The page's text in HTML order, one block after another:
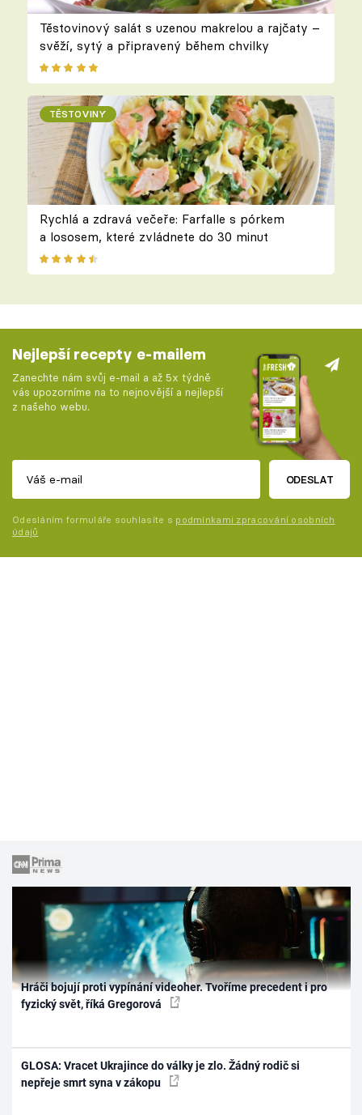
Těstovinový salát s uzenou makrelou a rajčaty –
svěží, sytý a připravený během chvilky
TĚSTOVINY
Rychlá a zdravá večeře: Farfalle s pórkem
a lososem, které zvládnete do 30 minut
Nejlepší recepty e-mailem
Zanechte nám svůj e-mail a až 5x týdně
vás upozorníme na to nejnovější a nejlepší
z našeho webu.
ODESLAT
Odesláním formuláře souhlasíte s podmínkami zpracování osobních
údajů
Hráči bojují proti vypínání videoher. Tvoříme precedent i pro
fyzický svět, říká Gregorová
GLOSA: Vracet Ukrajince do války je zlo. Žádný rodič si
nepřeje smrt syna v zákopu